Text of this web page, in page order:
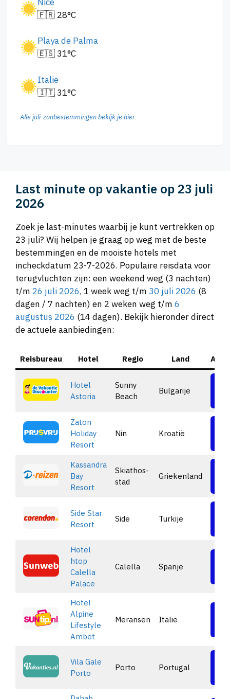
🇫🇷 28°C
Playa de Palma
🇪🇸 31°C
Italië
🇮🇹 31°C
Alle juli-zonbestemmingen bekijk je hier
Last minute op vakantie op 23 juli
2026
Zoek je last-minutes waarbij je kunt vertrekken op
23 juli? Wij helpen je graag op weg met de beste
bestemmingen en de mooiste hotels met
incheckdatum 23-7-2026. Populaire reisdata voor
terugvluchten zijn: een weekend weg (3 nachten)
t/m 26 juli 2026, 1 week weg t/m 30 juli 2026 (8
dagen / 7 nachten) en 2 weken weg t/m 6
augustus 2026 (14 dagen). Bekijk hieronder direct
de actuele aanbiedingen:
Reisbureau Hotel Regio Land
Hotel
Astoria
Sunny
Beach
Bulgarije
Zaton
Holiday
Resort
Nin Kroatië
Kassandra
Bay
Resort
Skiathos-
stad
Griekenland
Side Star
Resort
Side Turkije
Hotel
htop
Calella
Palace
Calella Spanje
Hotel
Alpine
Lifestyle
Ambet
Meransen Italië
Vila Gale
Porto
Porto Portugal